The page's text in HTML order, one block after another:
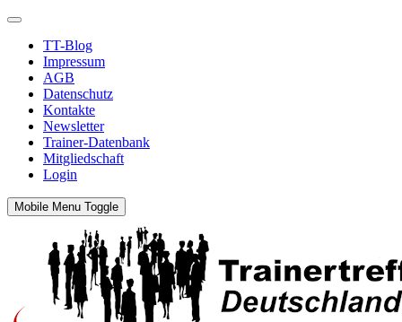
TT-Blog
Impressum
AGB
Datenschutz
Kontakte
Newsletter
Trainer-Datenbank
Mitgliedschaft
Login
Mobile Menu Toggle